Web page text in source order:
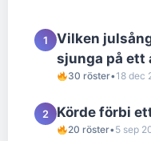
1
Vilken
sjunga på ett
30 röster•18 dec
2 Körde förbi
20 röster•5 sep